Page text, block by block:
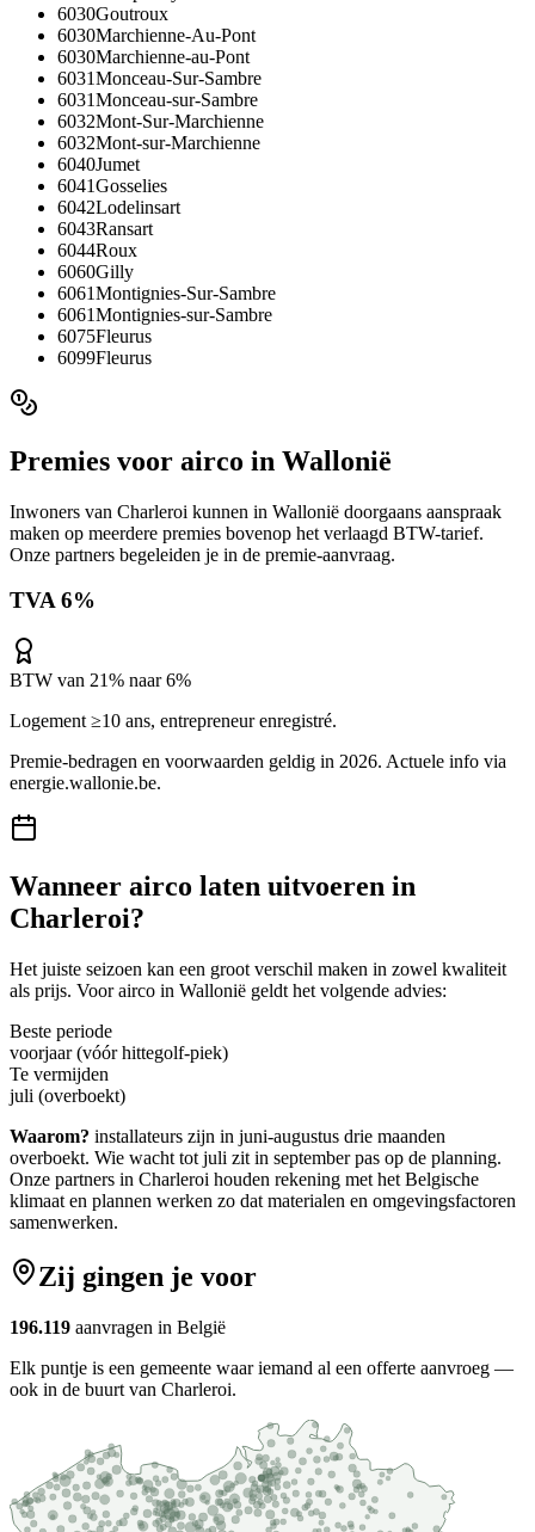
6030Goutroux
6030Marchienne-Au-Pont
6030Marchienne-au-Pont
6031Monceau-Sur-Sambre
6031Monceau-sur-Sambre
6032Mont-Sur-Marchienne
6032Mont-sur-Marchienne
6040Jumet
6041Gosselies
6042Lodelinsart
6043Ransart
6044Roux
6060Gilly
6061Montignies-Sur-Sambre
6061Montignies-sur-Sambre
6075Fleurus
6099Fleurus
Premies voor airco in Wallonië
Inwoners van Charleroi kunnen in Wallonië doorgaans aanspraak
maken op meerdere premies bovenop het verlaagd BTW-tarief.
Onze partners begeleiden je in de premie-aanvraag.
TVA 6%
BTW van 21% naar 6%
Logement ≥10 ans, entrepreneur enregistré.
Premie-bedragen en voorwaarden geldig in 2026. Actuele info via
energie.wallonie.be.
Wanneer airco laten uitvoeren in
Charleroi?
Het juiste seizoen kan een groot verschil maken in zowel kwaliteit
als prijs. Voorairco in Wallonië geldt het volgende advies:
Beste periode
voorjaar (vóór hittegolf-piek)
Te vermijden
juli (overboekt)
Waarom? installateurs zijn in juni-augustus drie maanden
overboekt. Wie wacht tot juli zit in september pas op de planning.
Onze partners in Charleroi houden rekening met het Belgische
klimaat en plannen werken zo dat materialen en omgevingsfactoren
samenwerken.
Zij gingen je voor
196.119 aanvragen in België
Elk puntje is een gemeente waar iemand al een offerte aanvroeg —
ook in de buurt van Charleroi.